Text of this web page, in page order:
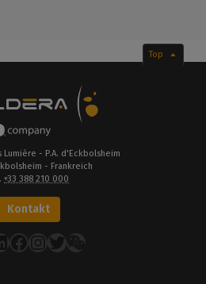
Top
Lumière - P.A. d'Eckbolsheim
- Frankreich
+33 388 210 000
Kontakt
Facebook
Instagram
Twitter